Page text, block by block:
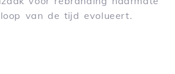
van de tijd evolueert.